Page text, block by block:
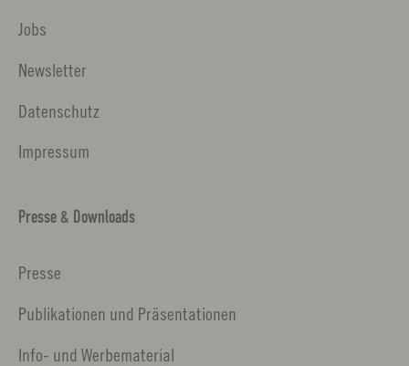
Jobs
Newsletter
Datenschutz
Impressum
Presse & Downloads
Presse
Publikationen und Präsentationen
Info- und Werbematerial